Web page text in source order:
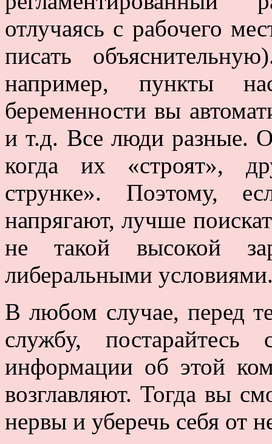
отлучаясь с рабочего
писать
например, пункты
беременности вы
и т.д. Все люди разные.
когда их «строят»,
струнке». Поэтому,
напрягают, лучше
не такой высокой
либеральными
В любом случае, перед
службу,
информации об этой
возглавляют. Тогда вы
нервы и уберечь себя от